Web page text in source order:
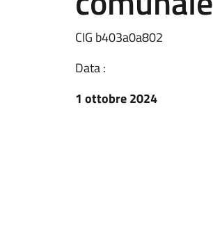
CIG b403a0a802
Data :
1 ottobre 2024